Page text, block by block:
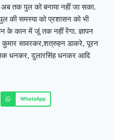
तक पुल को बनाया नहीं जा सका.
की समस्या को प्रशासन को भी
के कान में जूं तक नहीं रेंगा. ज्ञापन
सावरकर,शत्रुहन डाकरे, पूरन
धनकर, दुलारसिंह धनकर आदि
WhatsApp